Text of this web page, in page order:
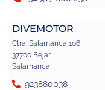
DIVEMOTOR
Ctra. Salamanca 106
37700 Bejar
Salamanca
923880038